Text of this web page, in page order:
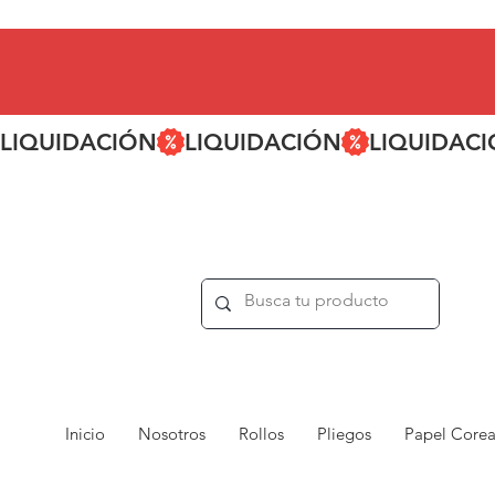
LIQUIDACIÓN
Inicio Nosotros Rollos Pliegos Papel